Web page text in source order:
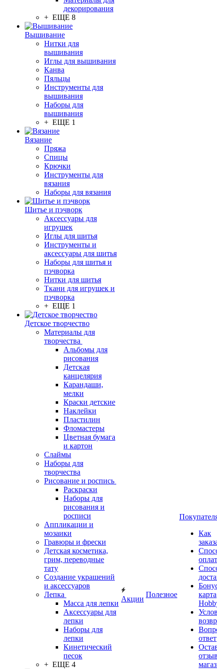
декорирования
+ ЕЩЕ 8
Вышивание
Нитки для
вышивания
Иглы для вышивания
Канва
Пяльцы
Инструменты для
вышивания
Наборы для
вышивания
+ ЕЩЕ 1
Вязание
Пряжа
Спицы
Крючки
Инструменты для
вязания
Наборы для вязания
Шитье и пэчворк
Аксессуары для
игрушек
Иглы для шитья
Инструменты и
аксессуары для шитья
Наборы для шитья и
пэчворка
Нитки для шитья
Ткани для игрушек и
пэчворка
+ ЕЩЕ 1
Детское творчество
Материалы для
творчества
Альбомы для
рисования
Детская
канцелярия
Карандаши,
мелки
Краски детские
Наклейки
Пластилин
Фломастеры
Цветная бумага
и картон
Слаймы
Наборы для
творчества
Рисование и роспись
Раскраски
Наборы для
рисования и
росписи
Аппликации и
мозаики
Гравюры и фрески
Детская косметика,
грим, переводные
тату
Создание украшений
и аксессуаров
Лепка
Масса для лепки
Аксессуары для
лепки
Наборы для
лепки
Кинетический
песок
+ ЕЩЕ 4
Акции
Полезное
Как
карта
ответ